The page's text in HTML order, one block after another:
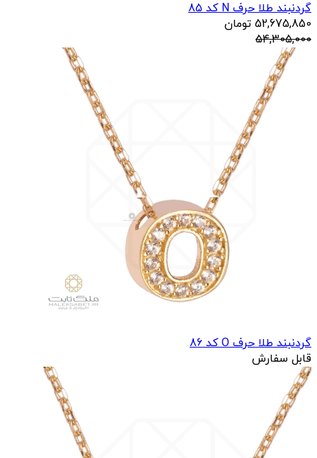
گردنبند طلا حرف N کد 85
52,675,850 تومان
54,305,000
گردنبند طلا حرف O کد 86
قابل سفارش